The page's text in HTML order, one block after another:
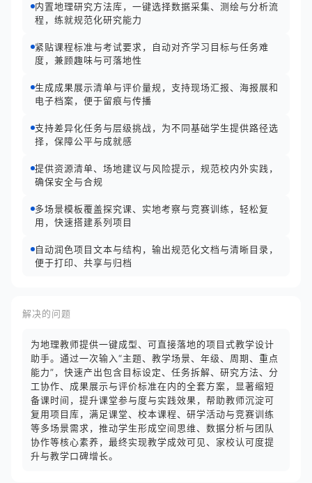
内置地理研究方法库，一键选择数据采集、测绘与分析流
程，练就规范化研究能力
紧贴课程标准与考试要求，自动对齐学习目标与任务难
度，兼顾趣味与可落地性
生成成果展示清单与评价量规，支持现场汇报、海报展和
电子档案，便于留痕与传播
支持差异化任务与层级挑战，为不同基础学生提供路径选
择，保障公平与成就感
提供资源清单、场地建议与风险提示，规范校内外实践，
确保安全与合规
多场景模板覆盖探究课、实地考察与竞赛训练，轻松复
用，快速搭建系列项目
自动润色项目文本与结构，输出规范化文档与清晰目录，
便于打印、共享与归档
解决的问题
为地理教师提供一键成型、可直接落地的项目式教学设计
助手。通过一次输入“主题、教学场景、年级、周期、重点
能力”，快速产出包含目标设定、任务拆解、研究方法、分
工协作、成果展示与评价标准在内的全套方案，显著缩短
备课时间，提升课堂参与度与实践效果，帮助教师沉淀可
复用项目库，满足课堂、校本课程、研学活动与竞赛训练
等多场景需求，推动学生形成空间思维、数据分析与团队
协作等核心素养，最终实现教学成效可见、家校认可度提
升与教学口碑增长。